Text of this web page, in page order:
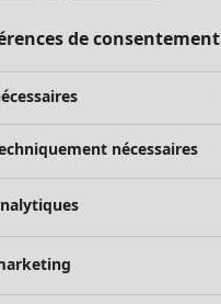
de consentement
nécessaires